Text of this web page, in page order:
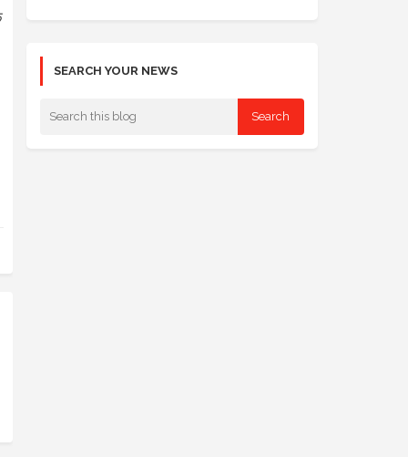
SEARCH YOUR NEWS